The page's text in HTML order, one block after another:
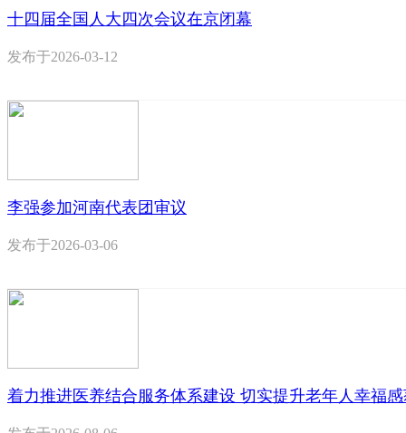
十四届全国人大四次会议在京闭幕
发布于2026-03-12
李强参加河南代表团审议
发布于2026-03-06
着力推进医养结合服务体系建设 切实提升老年人幸福